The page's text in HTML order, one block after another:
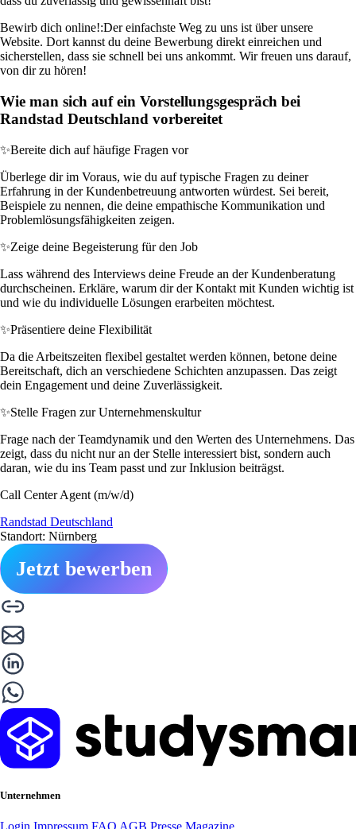
Bewirb dich online!:Der einfachste Weg zu uns ist über unsere
Website. Dort kannst du deine Bewerbung direkt einreichen und
sicherstellen, dass sie schnell bei uns ankommt. Wir freuen uns darauf,
von dir zu hören!
Wie man sich auf ein Vorstellungsgespräch bei
Randstad Deutschland vorbereitet
✨Bereite dich auf häufige Fragen vor
Überlege dir im Voraus, wie du auf typische Fragen zu deiner
Erfahrung in der Kundenbetreuung antworten würdest. Sei bereit,
Beispiele zu nennen, die deine empathische Kommunikation und
Problemlösungsfähigkeiten zeigen.
✨Zeige deine Begeisterung für den Job
Lass während des Interviews deine Freude an der Kundenberatung
durchscheinen. Erkläre, warum dir der Kontakt mit Kunden wichtig ist
und wie du individuelle Lösungen erarbeiten möchtest.
✨Präsentiere deine Flexibilität
Da die Arbeitszeiten flexibel gestaltet werden können, betone deine
Bereitschaft, dich an verschiedene Schichten anzupassen. Das zeigt
dein Engagement und deine Zuverlässigkeit.
✨Stelle Fragen zur Unternehmenskultur
Frage nach der Teamdynamik und den Werten des Unternehmens. Das
zeigt, dass du nicht nur an der Stelle interessiert bist, sondern auch
daran, wie du ins Team passt und zur Inklusion beiträgst.
Call Center Agent (m/w/d)
Randstad Deutschland
Standort: Nürnberg
Jetzt bewerben
Unternehmen
Login Impressum FAQ AGB Presse Magazine